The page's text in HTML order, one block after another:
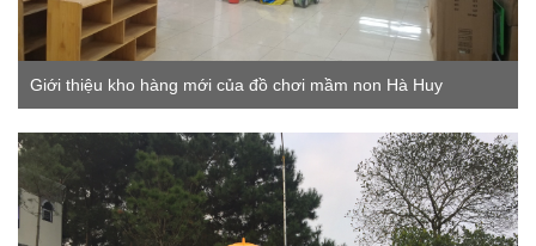
Giới thiệu kho hàng mới của đồ chơi mầm non Hà Huy